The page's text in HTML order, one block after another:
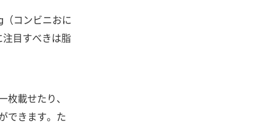
コンビニおに
目すべきは脂
載せたり、
できます。た